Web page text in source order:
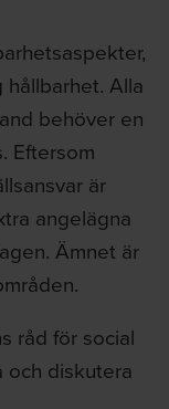
Alla
behöver en
Eftersom
är
angelägna
Ämnet är
råd för social
och diskutera